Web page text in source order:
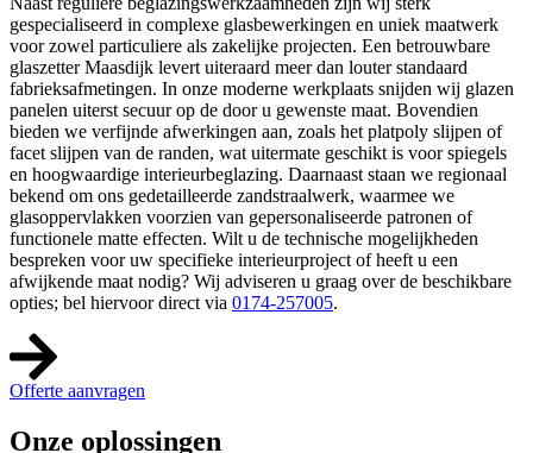
gespecialiseerd in complexe glasbewerkingen en uniek maatwerk
voor zowel particuliere als zakelijke projecten. Een betrouwbare
glaszetter Maasdijk levert uiteraard meer dan louter standaard
fabrieksafmetingen. In onze moderne werkplaats snijden wij glazen
panelen uiterst secuur op de door u gewenste maat. Bovendien
bieden we verfijnde afwerkingen aan, zoals het platpoly slijpen of
facet slijpen van de randen, wat uitermate geschikt is voor spiegels
en hoogwaardige interieurbeglazing. Daarnaast staan we regionaal
bekend om ons gedetailleerde zandstraalwerk, waarmee we
glasoppervlakken voorzien van gepersonaliseerde patronen of
functionele matte effecten. Wilt u de technische mogelijkheden
bespreken voor uw specifieke interieurproject of heeft u een
afwijkende maat nodig? Wij adviseren u graag over de beschikbare
opties; bel hiervoor direct via 0174-257005.
Offerte aanvragen
Onze oplossingen